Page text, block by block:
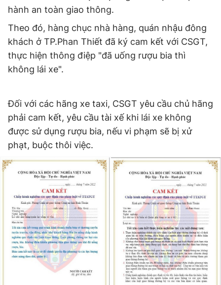
hành an toàn giao thông.
Theo đó, hàng chục nhà hàng, quán nhậu đông
khách ở TP.Phan Thiết đã ký cam kết với CSGT,
thực hiện thông điệp "đã uống rượu bia thì
không lái xe".
Đối với các hãng xe taxi, CSGT yêu cầu chủ hãng
phải cam kết, yêu cầu tài xế khi lái xe không
được sử dụng rượu bia, nếu vi phạm sẽ bị xử
phạt, buộc thôi việc.